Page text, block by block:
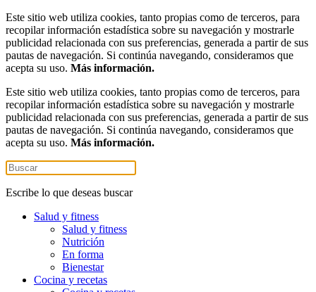
Este sitio web utiliza cookies, tanto propias como de terceros, para
recopilar información estadística sobre su navegación y mostrarle
publicidad relacionada con sus preferencias, generada a partir de sus
pautas de navegación. Si continúa navegando, consideramos que
acepta su uso. Más información.
Este sitio web utiliza cookies, tanto propias como de terceros, para
recopilar información estadística sobre su navegación y mostrarle
publicidad relacionada con sus preferencias, generada a partir de sus
pautas de navegación. Si continúa navegando, consideramos que
acepta su uso. Más información.
Escribe lo que deseas buscar
Salud y fitness
Salud y fitness
Nutrición
En forma
Bienestar
Cocina y recetas